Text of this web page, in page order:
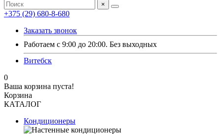
×
+375 (29) 680-8-680
Заказать звонок
Работаем с 9:00 до 20:00. Без выходных
Витебск
0
Ваша корзина пуста!
Корзина
КАТАЛОГ
Кондиционеры